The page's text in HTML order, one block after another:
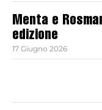
Menta e
edizione
17 Giugno 2026